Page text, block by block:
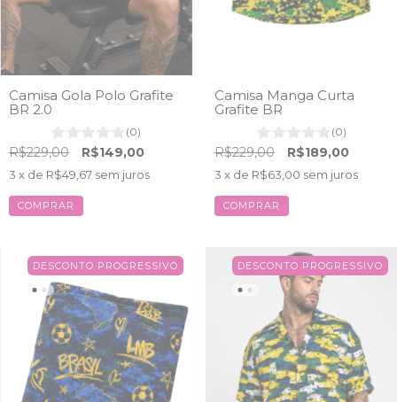
Camisa Gola Polo Grafite
BR 2.0
(0)
R$229,00 R$149,00
3 x de R$49,67 sem juros
COMPRAR
Camisa Manga Curta
Grafite BR
(0)
R$229,00 R$189,00
3 x de R$63,00 sem juros
COMPRAR
DESCONTO PROGRESSIVO DESCONTO PROGRESSIVO